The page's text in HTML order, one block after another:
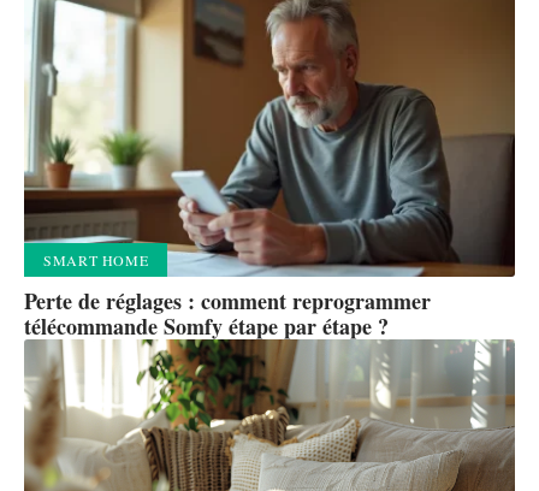
SMART HOME
Perte de réglages : comment reprogrammer
télécommande Somfy étape par étape ?